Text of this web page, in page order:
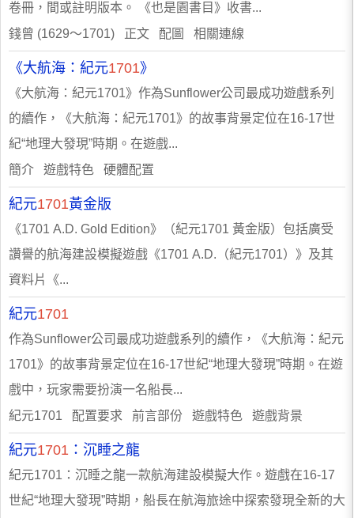
卷冊，間或註明版本。 《也是園書目》收書...
錢曾 (1629～1701) 正文 配圖 相關連線
《大航海：紀元1701》
《大航海：紀元1701》作為Sunflower公司最成功遊戲系列
的續作，《大航海：紀元1701》的故事背景定位在16-17世
紀“地理大發現”時期。在遊戲...
簡介 遊戲特色 硬體配置
紀元1701黃金版
《1701 A.D. Gold Edition》（紀元1701 黃金版）包括廣受
讚譽的航海建設模擬遊戲《1701 A.D.（紀元1701）》及其
資料片《...
紀元1701
作為Sunflower公司最成功遊戲系列的續作，《大航海：紀元
1701》的故事背景定位在16-17世紀“地理大發現”時期。在遊
戲中，玩家需要扮演一名船長...
紀元1701 配置要求 前言部份 遊戲特色 遊戲背景
紀元1701 ：沉睡之龍
紀元1701：沉睡之龍一款航海建設模擬大作。遊戲在16-17
世紀“地理大發現”時期，船長在航海旅途中探索發現全新的大